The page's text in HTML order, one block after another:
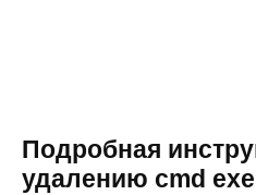
Подробная
удалению cmd